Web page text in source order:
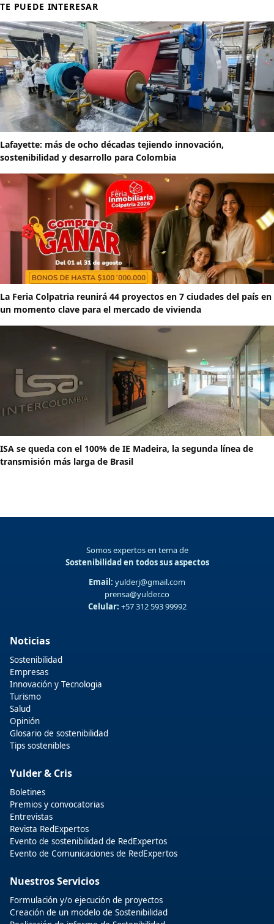
TE PUEDE INTERESAR
Lafayette: más de ocho décadas tejiendo innovación,
sostenibilidad y desarrollo para Colombia
La Feria Colpatria reunirá 44 proyectos en 7 ciudades del país en
un momento clave para el mercado de vivienda
ISA se queda con el 100% de IE Madeira, la segunda línea de
transmisión más larga de Brasil
Somos expertos en tema de
Sostenibilidad en todos sus aspectos
Email: yulderj@gmail.com
prensa@yulder.co
Celular: +57 312 593 99992
Noticias
Sostenibilidad
Empresas
Innovación y Tecnologia
Turismo
Salud
Opinión
Glosario de sostenibilidad
Tips sostenibles
Yulder & Cris
Boletines
Premios y convocatorias
Entrevistas
Revista RedExpertos
Evento de sostenibilidad de RedExpertos
Evento de Comunicaciones de RedExpertos
Nuestros Servicios
Formulación y/o ejecución de proyectos
Creación de un modelo de Sostenibilidad